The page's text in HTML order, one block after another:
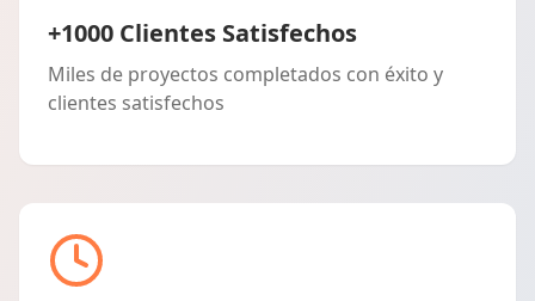
+1000 Clientes Satisfechos
Miles de proyectos completados con éxito y
clientes satisfechos